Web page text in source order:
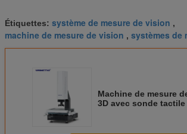
Étiquettes: système de mesure de vision ,
machine de mesure de vision , systèmes de
Machine de mesure
3D avec sonde